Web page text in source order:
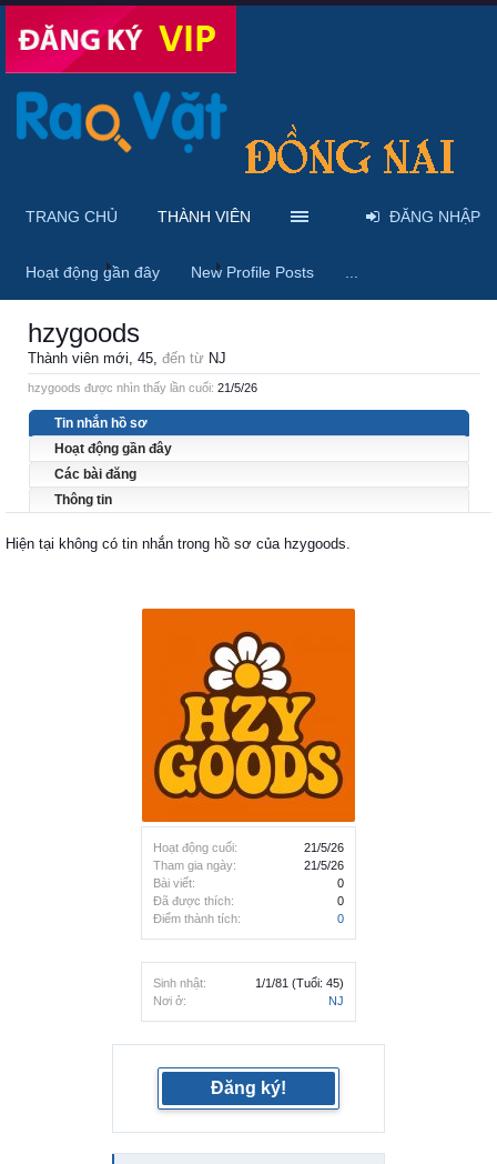
Trang chủ Thành viên hzygoods
Hoạt động cuối:
21/5/26
Tham gia ngày:
21/5/26
Bài viết:
0
Đã được thích:
0
Điểm thành tích:
0
Sinh nhật: 1/1/81 (Tuổi: 45)
Nơi ở:
NJ
hzygoods
Thành viên mới, 45, đến từ NJ
hzygoods được nhìn thấy lần cuối: 21/5/26
Tin nhắn hồ sơ
Hoạt động gần đây
Các bài đăng
Thông tin
Hiện tại không có tin nhắn trong hồ sơ của hzygoods.
Đăng ký!
TRANG CHỦ THÀNH VIÊN
Hoạt động gần đây New Profile Posts
ĐĂNG NHẬP